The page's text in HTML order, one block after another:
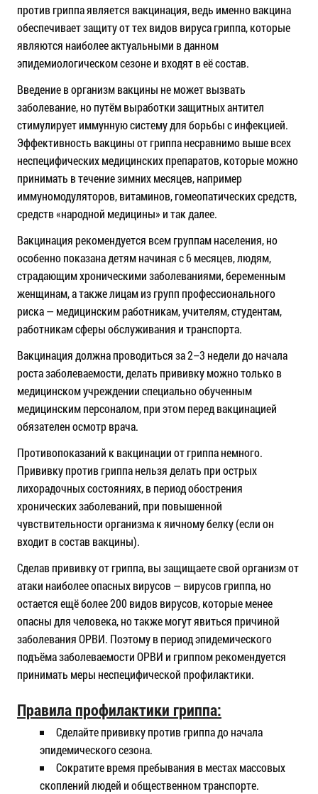
против гриппа является вакцинация, ведь именно вакцина
обеспечивает защиту от тех видов вируса гриппа, которые
являются наиболее актуальными в данном
эпидемиологическом сезоне и входят в её состав.
Введение в организм вакцины не может вызвать
заболевание, но путём выработки защитных антител
стимулирует иммунную систему для борьбы с инфекцией.
Эффективность вакцины от гриппа несравнимо выше всех
неспецифических медицинских препаратов, которые можно
принимать в течение зимних месяцев, например
иммуномодуляторов, витаминов, гомеопатических средств,
средств «народной медицины» и так далее.
Вакцинация рекомендуется всем группам населения, но
особенно показана детям начиная с 6 месяцев, людям,
страдающим хроническими заболеваниями, беременным
женщинам, а также лицам из групп профессионального
риска — медицинским работникам, учителям, студентам,
работникам сферы обслуживания и транспорта.
Вакцинация должна проводиться за 2–3 недели до начала
роста заболеваемости, делать прививку можно только в
медицинском учреждении специально обученным
медицинским персоналом, при этом перед вакцинацией
обязателен осмотр врача.
Противопоказаний к вакцинации от гриппа немного.
Прививку против гриппа нельзя делать при острых
лихорадочных состояниях, в период обострения
хронических заболеваний, при повышенной
чувствительности организма к яичному белку (если он
входит в состав вакцины).
Сделав прививку от гриппа, вы защищаете свой организм от
атаки наиболее опасных вирусов — вирусов гриппа, но
остается ещё более 200 видов вирусов, которые менее
опасны для человека, но также могут явиться причиной
заболевания ОРВИ. Поэтому в период эпидемического
подъёма заболеваемости ОРВИ и гриппом рекомендуется
принимать меры неспецифической профилактики.
Правила профилактики гриппа:
Сделайте прививку против гриппа до начала
эпидемического сезона.
Сократите время пребывания в местах массовых
скоплений людей и общественном транспорте.